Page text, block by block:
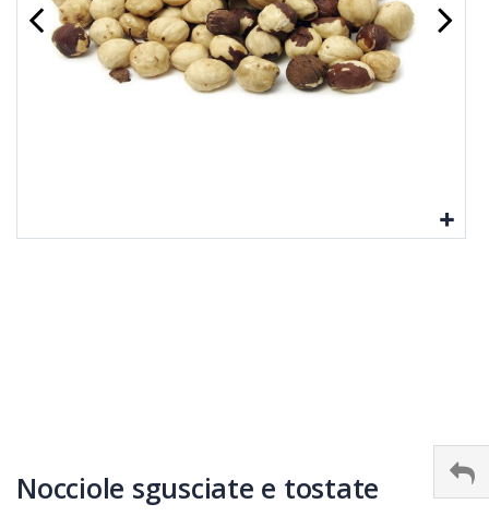
Nocciole sgusciate e tostate